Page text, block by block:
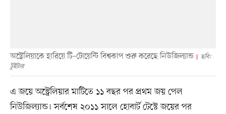
অস্ট্রেলিয়াকে হারিয়ে টি–টোয়েন্টি বিশ্বকাপ শুরু করেছে নিউজিল্যান্ড
ছবি:
টুইটার
এ জয়ে অস্ট্রেলিয়ার মাটিতে ১১ বছর পর প্রথম জয় পেল
নিউজিল্যান্ড। সর্বশেষ ২০১১ সালে হোবার্ট টেস্টে জয়ের পর